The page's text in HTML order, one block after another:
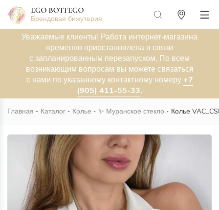
Брендовая бижутерия
Уважаемые клиенты! Работа интернет-магазина
временно приостановлена в связи
с запланированным перезапуском. По всем
возникающим вопросам вы можете связаться
с нами по указанному контактному номеру +7
(905) 411-55-33.
Главная Каталог Колье ✨ Муранское стекло Колье
Новинка